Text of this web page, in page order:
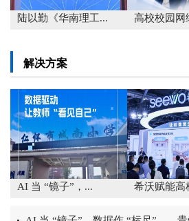
陆以勤《华南理工... 高校校园网
解决方案
AI 当 “镜子”，... 希沃赋能高